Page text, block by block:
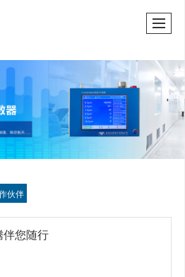
很遗憾，因您的浏览器版本过低导致无法获得最佳浏览体验，推荐下载安装谷歌浏览器！
伙伴
您随行